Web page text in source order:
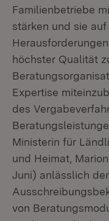
Familienbetriebe
stärken und sie
höchster Qualität
Expertise
des
Ministerin für
und Heimat,
Juni) anlässlich
von